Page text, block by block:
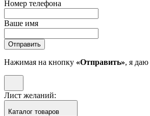
Номер телефона
Ваше имя
Отправить
Нажимая на кнопку «Отправить», я даю
Лист желаний:
Каталог товаров